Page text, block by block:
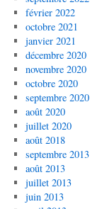
février 2022
octobre 2021
janvier 2021
décembre 2020
novembre 2020
octobre 2020
septembre 2020
août 2020
juillet 2020
août 2018
septembre 2013
août 2013
juillet 2013
juin 2013